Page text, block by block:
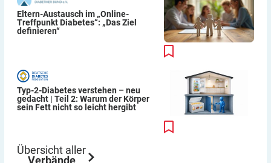
Eltern-Austausch im „Online-
Treffpunkt Diabetes“: „Das Ziel
definieren“
Typ-2-Diabetes verstehen – neu
gedacht | Teil 2: Warum der Körper
sein Fett nicht so leicht hergibt
Übersicht aller